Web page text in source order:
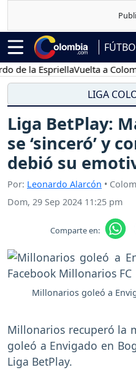
la EspriellaVuelta a Colombia
LIGA
Liga BetPlay:
se ‘sinceró’ y
debió su
Por: Leonardo Alarcón •
Dom, 29 Sep 2024 11:25 pm
Comparte en:
Millonarios goleó a
Millonarios recuperó la
goleó a Envigado en
Liga BetPlay.